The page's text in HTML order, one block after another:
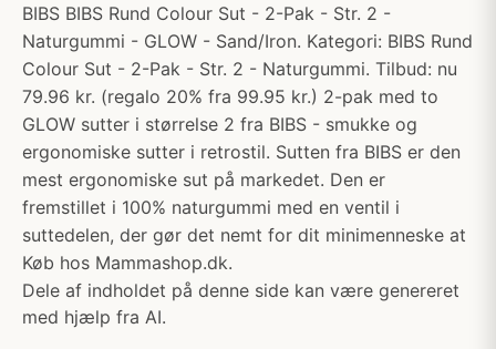
BIBS BIBS Rund Colour Sut - 2-Pak - Str. 2 -
Naturgummi - GLOW - Sand/Iron. Kategori: BIBS Rund
Colour Sut - 2-Pak - Str. 2 - Naturgummi. Tilbud: nu
79.96 kr. (regalo 20% fra 99.95 kr.) 2-pak med to
GLOW sutter i størrelse 2 fra BIBS - smukke og
ergonomiske sutter i retrostil. Sutten fra BIBS er den
mest ergonomiske sut på markedet. Den er
fremstillet i 100% naturgummi med en ventil i
suttedelen, der gør det nemt for dit minimenneske at
Køb hos Mammashop.dk.
Dele af indholdet på denne side kan være genereret
med hjælp fra AI.